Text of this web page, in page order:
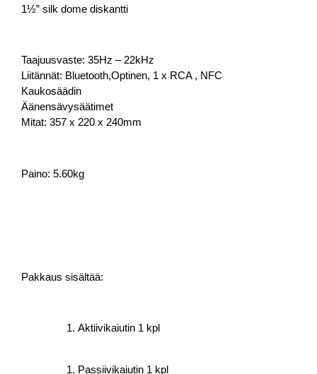
1½” silk dome diskantti
Taajuusvaste: 35Hz – 22kHz
Liitännät: Bluetooth,Optinen, 1 x RCA , NFC
Kaukosäädin
Äänensävysäätimet
Mitat: 357 x 220 x 240mm
Paino: 5.60kg
Pakkaus sisältää:
Aktiivikaiutin 1 kpl
Passiivikaiutin 1 kpl